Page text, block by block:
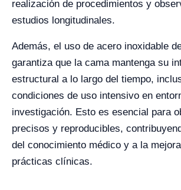
realización de procedimientos y
estudios longitudinales.
Además, el uso de acero inoxidable
garantiza que la cama mantenga su
estructural a lo largo del tiempo,
condiciones de uso intensivo en
investigación. Esto es esencial para
precisos y reproducibles,
del conocimiento médico y a la
prácticas clínicas.